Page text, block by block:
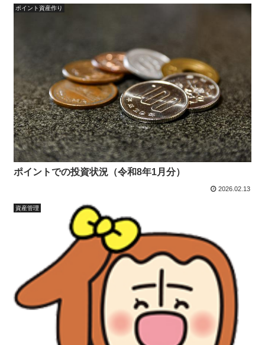
ポイント資産作り
ポイントでの投資状況（令和8年1月分）
2026.02.13
資産管理